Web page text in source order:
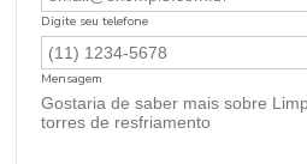
Digite seu telefone
Mensagem